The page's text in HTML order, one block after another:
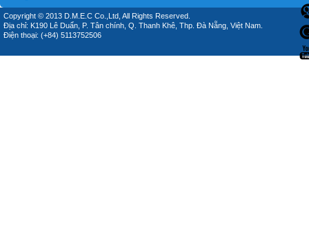
Copyright © 2013 D.M.E.C Co.,Ltd, All Rights Reserved.
Địa chỉ: K190 Lê Duẩn, P. Tân chính, Q. Thanh Khê, Thp. Đà Nẵng, Việt Nam.
Điện thoại: (+84) 5113752506